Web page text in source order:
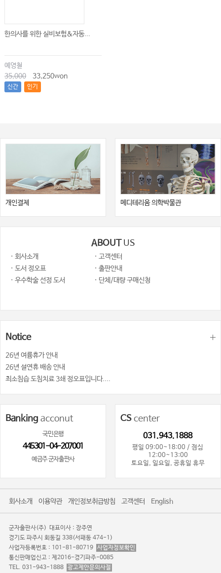
한의사를 위한 실비보험&자동...
예영철
35,000
33,250won
신간 인기
개인결제 메디테리움 의학박물관
ABOUT US
· 회사소개
· 고객센터
· 도서 정오표
· 출판안내
· 우수학술 선정 도서
· 단체/대량 구매신청
Notice
26년 여륨휴가 안내
26년 설연휴 배송 안내
최소침습 도침치료 3쇄 정오표입니다....
Banking acconut
국민은행
445301-04-207001
예금주 군자출판사
CScenter
031.943.1888
평일 09:00~18:00 / 점심
12:00~13:00
토요일, 일요일, 공휴일 휴무
회사소개 이용약관 개인정보취급방침 고객센터 English
군자출판사(주) 대표이사 : 장주연
경기도 파주시 회동길 338(서패동 474-1)
사업자등록번호 : 101-81-80719 사업자정보확인
통신판매업신고 : 제2016-경기파주-0085
TEL. 031-943-1888 광고제안문의사절